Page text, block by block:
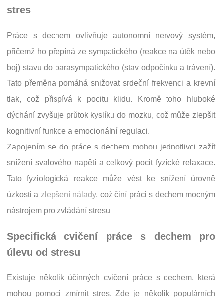
stres
Práce s dechem ovlivňuje autonomní nervový systém,
přičemž ho přepíná ze sympatického (reakce na útěk nebo
boj) stavu do parasympatického (stav odpočinku a trávení).
Tato přeměna pomáhá snižovat srdeční frekvenci a krevní
tlak, což přispívá k pocitu klidu. Kromě toho hluboké
dýchání zvyšuje průtok kyslíku do mozku, což může zlepšit
kognitivní funkce a emocionální regulaci.
Zapojením se do práce s dechem mohou jednotlivci zažít
snížení svalového napětí a celkový pocit fyzické relaxace.
Tato fyziologická reakce může vést ke snížení úrovně
úzkosti a zlepšení nálady, což činí práci s dechem mocným
nástrojem pro zvládání stresu.
Specifická cvičení práce s dechem pro
úlevu od stresu
Existuje několik účinných cvičení práce s dechem, která
mohou pomoci zmírnit stres. Zde je několik populárních